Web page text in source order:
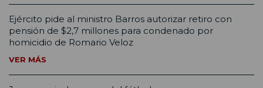
Ejército pide al ministro Barros autorizar retiro con
pensión de $2,7 millones para condenado por
homicidio de Romario Veloz
VER MÁS